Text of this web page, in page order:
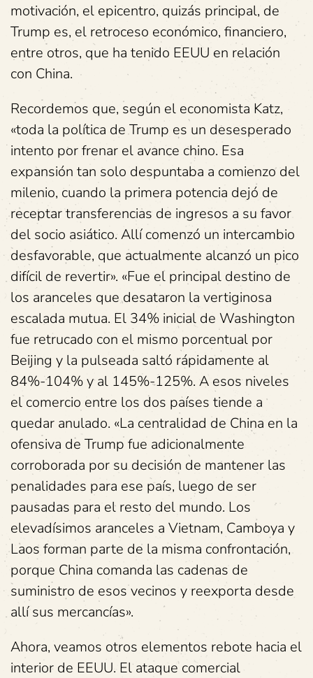
motivación, el epicentro, quizás principal, de
Trump es, el retroceso económico, financiero,
entre otros, que ha tenido EEUU en relación
con China.
Recordemos que, según el economista Katz,
«toda la política de Trump es un desesperado
intento por frenar el avance chino. Esa
expansión tan solo despuntaba a comienzo del
milenio, cuando la primera potencia dejó de
receptar transferencias de ingresos a su favor
del socio asiático. Allí comenzó un intercambio
desfavorable, que actualmente alcanzó un pico
difícil de revertir». «Fue el principal destino de
los aranceles que desataron la vertiginosa
escalada mutua. El 34% inicial de Washington
fue retrucado con el mismo porcentual por
Beijing y la pulseada saltó rápidamente al
84%-104% y al 145%-125%. A esos niveles
el comercio entre los dos países tiende a
quedar anulado. «La centralidad de China en la
ofensiva de Trump fue adicionalmente
corroborada por su decisión de mantener las
penalidades para ese país, luego de ser
pausadas para el resto del mundo. Los
elevadísimos aranceles a Vietnam, Camboya y
Laos forman parte de la misma confrontación,
porque China comanda las cadenas de
suministro de esos vecinos y reexporta desde
allí sus mercancías».
Ahora, veamos otros elementos rebote hacia el
interior de EEUU. El ataque comercial